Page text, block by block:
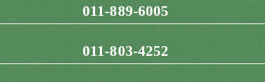
011-889-6005
011-803-4252